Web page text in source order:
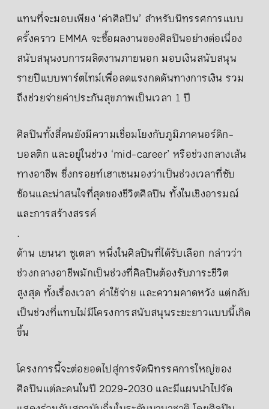
แทนที่จะมอบเพียง ‘ค่าศิลปิน’ สำหรับนิทรรศการแบบ
ครั้งคราว EMMA จะซื้อผลงานของศิลปินอย่างต่อเนื่อง
สนับสนุนงบการผลิตงานภายนอก มอบเงินสนับสนุน
รายปีแบบพาร์ตไทม์เพื่อลดแรงกดดันทางการเงิน รวม
ถึงช่วยจ่ายค่าประกันสุขภาพเป็นเวลา 1 ปี
ศิลปินทั้งสี่คนยังมีความเชื่อมโยงกับภูมิภาคนอร์ดิก-
บอลติก และอยู่ในช่วง ‘mid-career’ หรือช่วงกลางเส้น
ทางอาชีพ ซึ่งกรอยท์เฮาเซนมองว่าเป็นช่วงเวลาที่ซับ
ซ้อนและน่าสนใจที่สุดของชีวิตศิลปิน ทั้งในเชิงอารมณ์
และการสร้างสรรค์
.
ด้าน เยนนา ซูเตลา หนึ่งในศิลปินที่ได้รับเลือก กล่าวว่า
ช่วงกลางอาชีพมักเป็นช่วงที่ศิลปินต้องรับภาระชีวิต
สูงสุด ทั้งเรื่องเวลา ค่าใช้จ่าย และความคาดหวัง แต่กลับ
เป็นช่วงที่แทบไม่มีโครงการสนับสนุนระยะยาวแบบนี้เกิด
ขึ้น
โครงการนี้จะต่อยอดไปสู่การจัดนิทรรศการใหญ่ของ
ศิลปินแต่ละคนในปี 2029-2030 และมีแผนนำไปจัด